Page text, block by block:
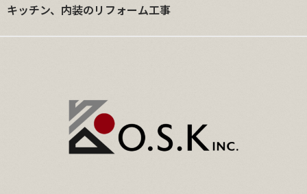
キッチン、内装のリフォーム工事